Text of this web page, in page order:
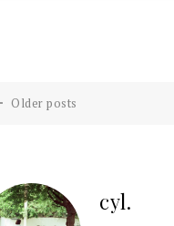
Older posts
cyl.